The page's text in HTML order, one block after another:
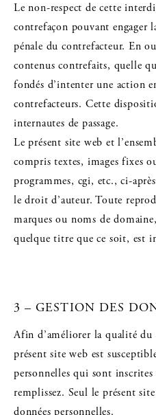
Le non-respect de cette
contrefaçon pouvant engager
pénale du contrefacteur. En
contenus contrefaits, quelle
fondés d’intenter une action
contrefacteurs. Cette
internautes de passage.
Le présent site web et
compris textes, images fixes
programmes, cgi, etc., ci-
le droit d’auteur. Toute
marques ou noms de
quelque titre que ce soit, est
3 – GESTION DES
Afin d’améliorer la qualité du
présent site web est
personnelles qui sont
remplissez. Seul le présent
données personnelles.